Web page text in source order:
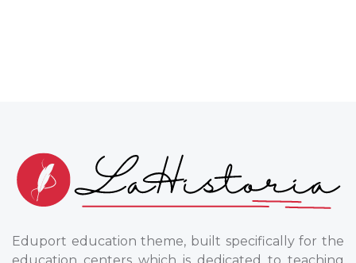
Eduport education theme, built specifically for the